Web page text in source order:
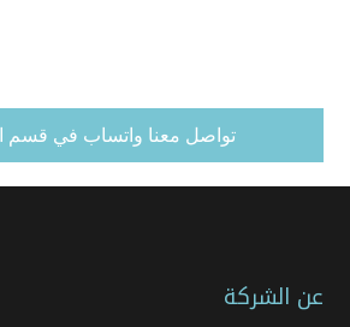
تواصل معنا واتساب في قسم
عن الشركة